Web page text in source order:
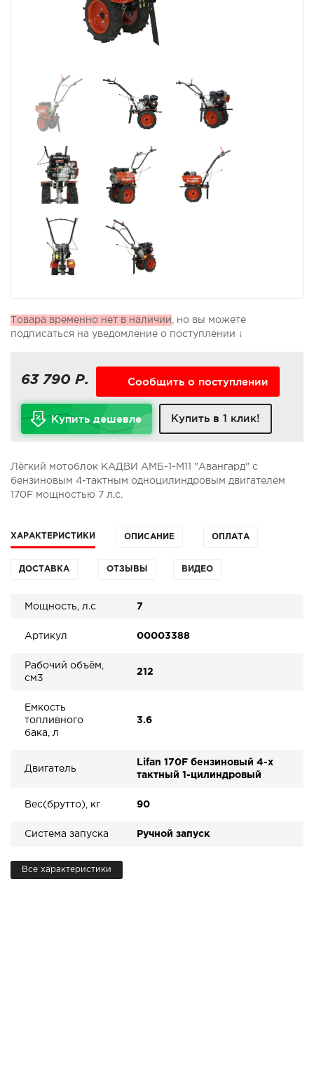
Товара временно нет в наличии , но вы можете
подписаться на уведомление о поступлении ↓
63 790 Р. Сообщить о поступлении
Купить дешевле Купить в 1 клик!
Лёгкий мотоблок КАДВИ АМБ-1-М11 "Авангард" с
бензиновым 4-тактным одноцилиндровым двигателем
170F мощностью 7 л.с.
ХАРАКТЕРИСТИКИ ОПИСАНИЕ ОПЛАТА
ДОСТАВКА ОТЗЫВЫ ВИДЕО
Мощность, л.с 7
Артикул 00003388
Рабочий объём,
см3
212
Емкость
топливного
бака, л
3.6
Двигатель
Lifan 170F бензиновый 4-х
тактный 1-цилиндровый
Вес(брутто), кг 90
Система запуска Ручной запуск
Все характеристики